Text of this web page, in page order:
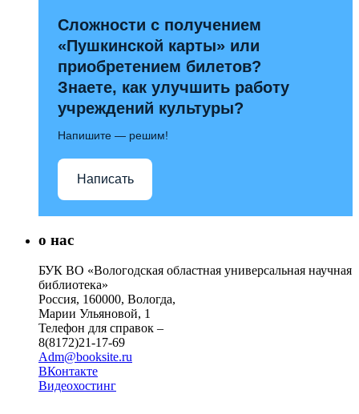
Сложности с получением
«Пушкинской карты» или
приобретением билетов?
Знаете, как улучшить работу
учреждений культуры?
Напишите — решим!
Написать
о нас
БУК ВО «Вологодская областная универсальная научная
библиотека»
Россия, 160000, Вологда,
Марии Ульяновой, 1
Телефон для справок –
8(8172)21-17-69
Adm@booksite.ru
ВКонтакте
Видеохостинг